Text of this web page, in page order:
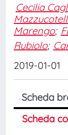
Cecilia
Marengo;
Rubiolo;
2019-01-01
Scheda
Scheda